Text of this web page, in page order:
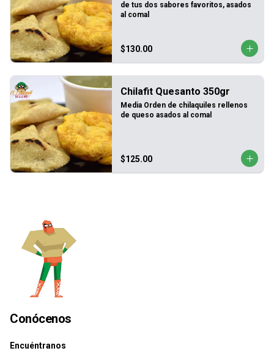
de tus dos sabores favoritos, asados
al comal
$130.00
Chilafit Quesanto 350gr
Media Orden de chilaquiles rellenos
de queso asados al comal
$125.00
Conócenos
Encuéntranos